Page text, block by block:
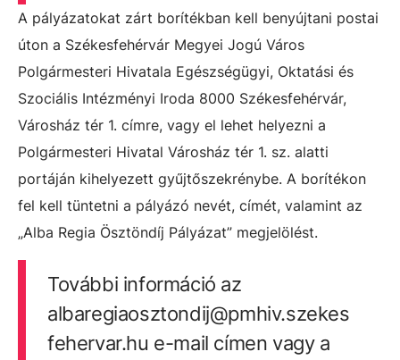
A pályázatokat zárt borítékban kell benyújtani postai
úton a Székesfehérvár Megyei Jogú Város
Polgármesteri Hivatala Egészségügyi, Oktatási és
Szociális Intézményi Iroda 8000 Székesfehérvár,
Városház tér 1. címre, vagy el lehet helyezni a
Polgármesteri Hivatal Városház tér 1. sz. alatti
portáján kihelyezett gyűjtőszekrénybe. A borítékon
fel kell tüntetni a pályázó nevét, címét, valamint az
„Alba Regia Ösztöndíj Pályázat” megjelölést.
További információ az
albaregiaosztondij@pmhiv.szekes
fehervar.hu e-mail címen vagy a